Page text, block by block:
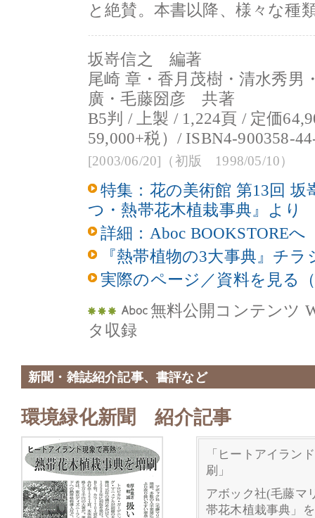
と絶賛。本書以降、様々な種
坂嵜信之 編著
尾崎 章・香月茂樹・清水秀男
廣・毛藤圀彦 共著
B5判 / 上製 / 1,224頁 / 定価
59,000+税）/ ISBN4-900358-
[2003/06/20]（初版 1998/05/10）
特集：花の美術館 第13回
つ・熱帯花木植栽事典』より
詳細：Aboc BOOKSTOREへ
『熱帯植物の3大事典』チラ
実際のページ／資料を見る
無料公開コンテンツ
タ収録
新聞・雑誌紹介記事、書評など
環境緑化新聞 紹介記事
「ヒートアイラン
刷」
アボック社(毛藤マ
帯花木植栽事典」